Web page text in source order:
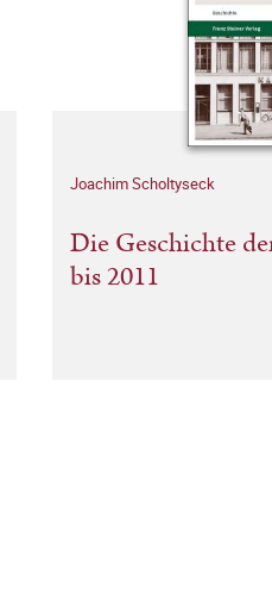
Joachim Scholtyseck
Die Geschichte
bis 2011